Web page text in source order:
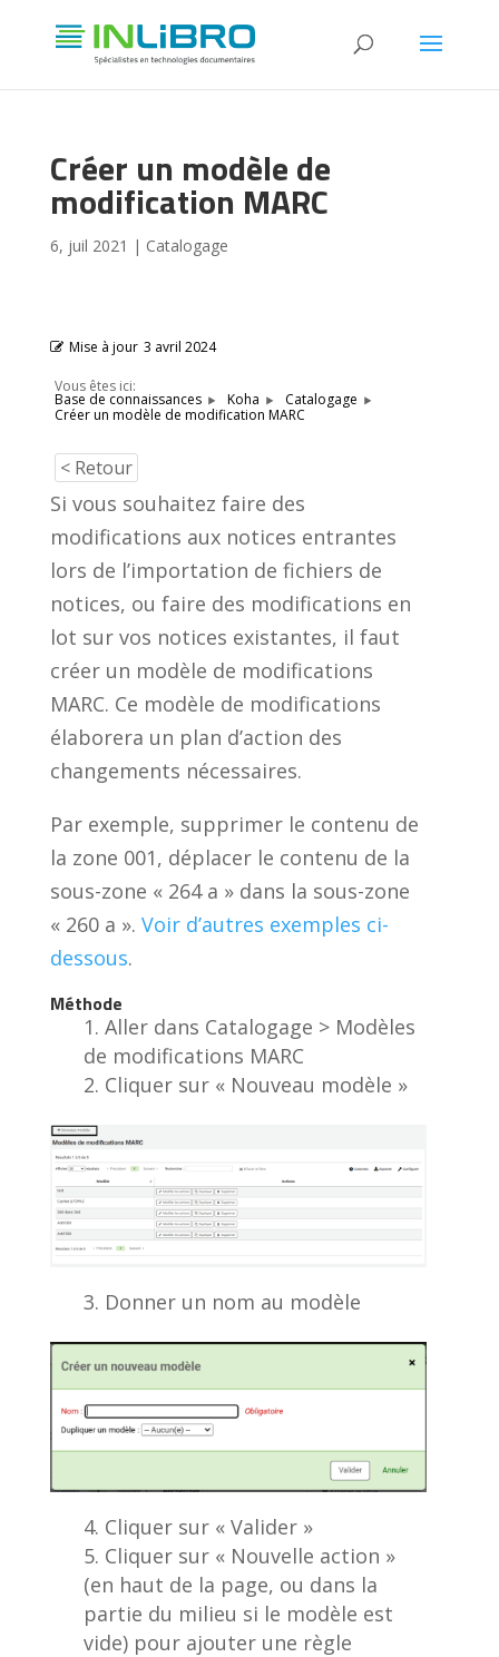
Créer un modèle de
modification MARC
6, juil 2021 | Catalogage
Mise à jour 3 avril 2024
Vous êtes ici:
Base de connaissances Koha
Catalogage
Créer un modèle de modification MARC
< Retour
Si vous souhaitez faire des
modifications aux notices entrantes
lors de l’importation de fichiers de
notices, ou faire des modifications en
lot sur vos notices existantes, il faut
créer un modèle de modifications
MARC. Ce modèle de modifications
élaborera un plan d’action des
changements nécessaires.
Par exemple, supprimer le contenu de
la zone 001, déplacer le contenu de la
sous-zone « 264 a » dans la sous-zone
« 260 a ». Voir d’autres exemples ci-
dessous.
Méthode
Aller dans Catalogage > Modèles
de modifications MARC
Cliquer sur « Nouveau modèle »
Donner un nom au modèle
Cliquer sur « Valider »
Cliquer sur « Nouvelle action »
(en haut de la page, ou dans la
partie du milieu si le modèle est
vide) pour ajouter une règle